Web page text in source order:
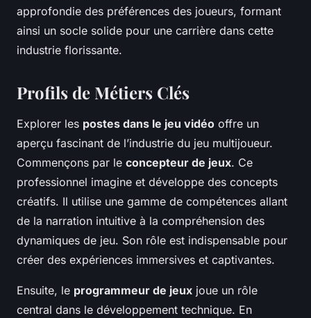
approfondie des préférences des joueurs, formant
ainsi un socle solide pour une carrière dans cette
industrie florissante.
Profils de Métiers Clés
Explorer les postes dans le jeu vidéo offre un
aperçu fascinant de l’industrie du jeu multijoueur.
Commençons par le concepteur de jeux. Ce
professionnel imagine et développe des concepts
créatifs. Il utilise une gamme de compétences allant
de la narration intuitive à la compréhension des
dynamiques de jeu. Son rôle est indispensable pour
créer des expériences immersives et captivantes.
Ensuite, le programmeur de jeux joue un rôle
central dans le développement technique. En